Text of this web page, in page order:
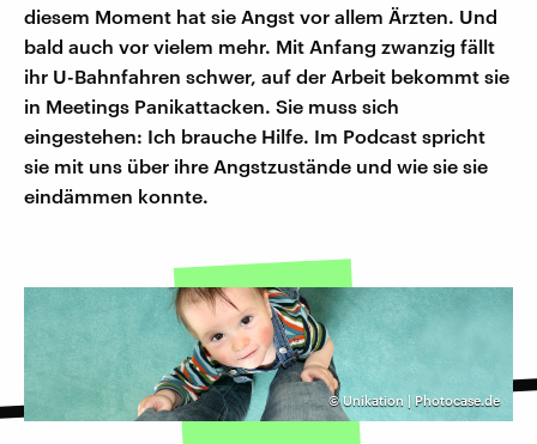
diesem Moment hat sie Angst vor allem Ärzten. Und
bald auch vor vielem mehr. Mit Anfang zwanzig fällt
ihr U-Bahnfahren schwer, auf der Arbeit bekommt sie
in Meetings Panikattacken. Sie muss sich
eingestehen: Ich brauche Hilfe. Im Podcast spricht
sie mit uns über ihre Angstzustände und wie sie sie
eindämmen konnte.
©Unikation | Photocase.de